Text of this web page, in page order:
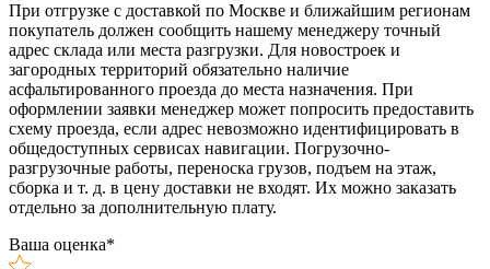
При отгрузке с доставкой по Москве и ближайшим регионам
покупатель должен сообщить нашему менеджеру точный
адрес склада или места разгрузки. Для новостроек и
загородных территорий обязательно наличие
асфальтированного проезда до места назначения. При
оформлении заявки менеджер может попросить предоставить
схему проезда, если адрес невозможно идентифицировать в
общедоступных сервисах навигации. Погрузочно-
разгрузочные работы, переноска грузов, подъем на этаж,
сборка и т. д. в цену доставки не входят. Их можно заказать
отдельно за дополнительную плату.
Ваша оценка*